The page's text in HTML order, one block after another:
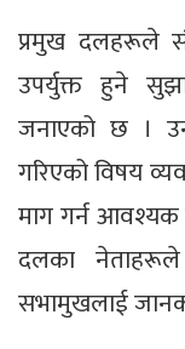
प्रमुख दलहरूले
उपर्युक्त हुने
जनाएको छ ।
गरिएको विषय
माग गर्न आवश्यक
दलका
सभामुखलाई